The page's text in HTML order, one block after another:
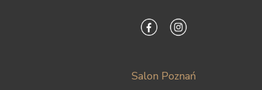
Salon Poznań